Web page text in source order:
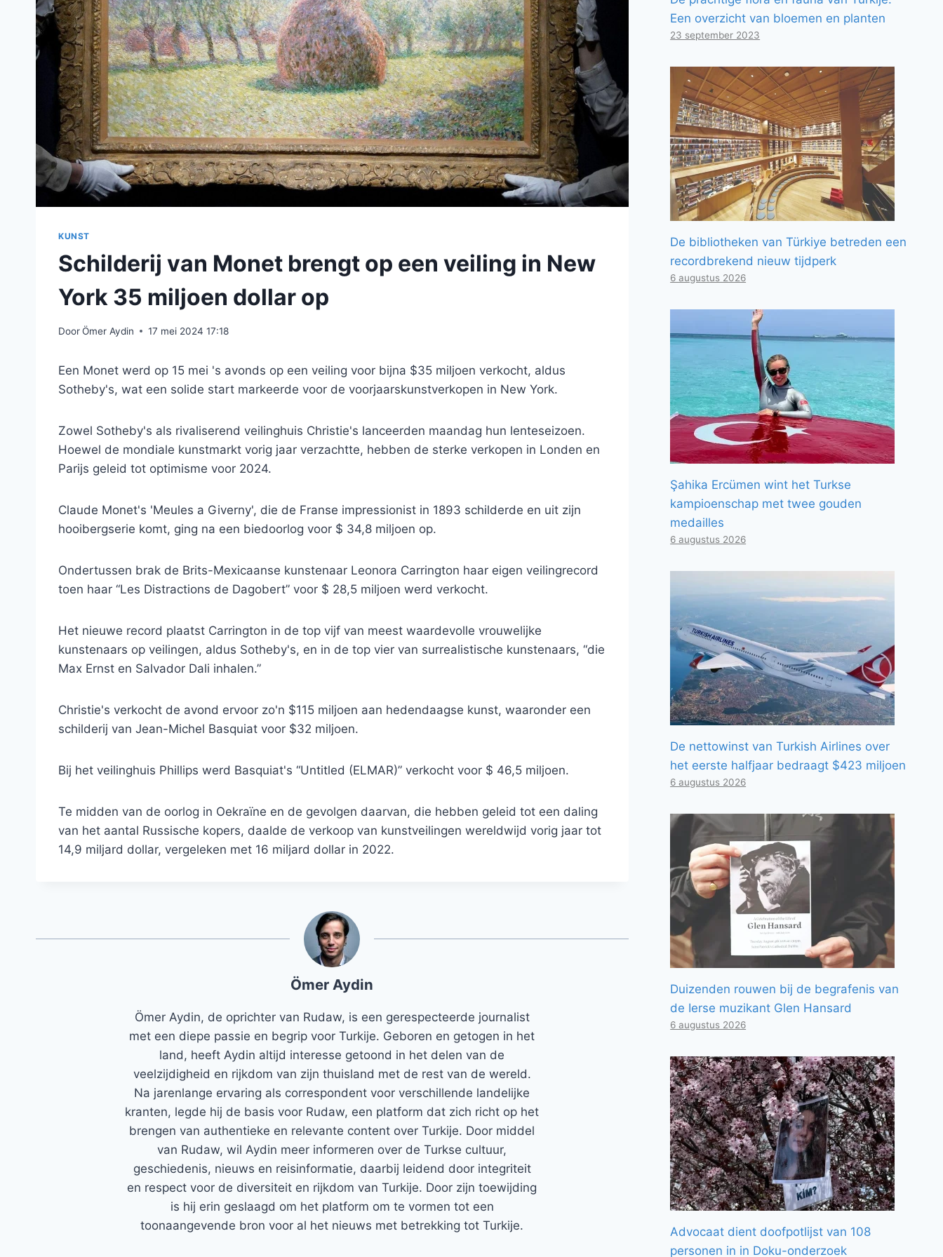
KUNST
Schilderij van Monet brengt op een veiling in New
York 35 miljoen dollar op
DoorÖmer Aydin 17 mei 2024 17:18
Een Monet werd op 15 mei 's avonds op een veiling voor bijna $35 miljoen verkocht, aldus
Sotheby's, wat een solide start markeerde voor de voorjaarskunstverkopen in New York.
Zowel Sotheby's als rivaliserend veilinghuis Christie's lanceerden maandag hun lenteseizoen.
Hoewel de mondiale kunstmarkt vorig jaar verzachtte, hebben de sterke verkopen in Londen en
Parijs geleid tot optimisme voor 2024.
Claude Monet's 'Meules a Giverny', die de Franse impressionist in 1893 schilderde en uit zijn
hooibergserie komt, ging na een biedoorlog voor $ 34,8 miljoen op.
Ondertussen brak de Brits-Mexicaanse kunstenaar Leonora Carrington haar eigen veilingrecord
toen haar “Les Distractions de Dagobert” voor $ 28,5 miljoen werd verkocht.
Het nieuwe record plaatst Carrington in de top vijf van meest waardevolle vrouwelijke
kunstenaars op veilingen, aldus Sotheby's, en in de top vier van surrealistische kunstenaars, “die
Max Ernst en Salvador Dali inhalen.”
Christie's verkocht de avond ervoor zo'n $115 miljoen aan hedendaagse kunst, waaronder een
schilderij van Jean-Michel Basquiat voor $32 miljoen.
Bij het veilinghuis Phillips werd Basquiat's “Untitled (ELMAR)” verkocht voor $ 46,5 miljoen.
Te midden van de oorlog in Oekraïne en de gevolgen daarvan, die hebben geleid tot een daling
van het aantal Russische kopers, daalde de verkoop van kunstveilingen wereldwijd vorig jaar tot
14,9 miljard dollar, vergeleken met 16 miljard dollar in 2022.
Ömer Aydin
Ömer Aydin, de oprichter van Rudaw, is een gerespecteerde journalist
met een diepe passie en begrip voor Turkije. Geboren en getogen in het
land, heeft Aydin altijd interesse getoond in het delen van de
veelzijdigheid en rijkdom van zijn thuisland met de rest van de wereld.
Na jarenlange ervaring als correspondent voor verschillende landelijke
kranten, legde hij de basis voor Rudaw, een platform dat zich richt op het
brengen van authentieke en relevante content over Turkije. Door middel
van Rudaw, wil Aydin meer informeren over de Turkse cultuur,
geschiedenis, nieuws en reisinformatie, daarbij leidend door integriteit
en respect voor de diversiteit en rijkdom van Turkije. Door zijn toewijding
is hij erin geslaagd om het platform om te vormen tot een
toonaangevende bron voor al het nieuws met betrekking tot Turkije.
Een overzicht van bloemen en planten
23 september 2023
De bibliotheken van Türkiye betreden een
recordbrekend nieuw tijdperk
6 augustus 2026
Şahika Ercümen wint het Turkse
kampioenschap met twee gouden
medailles
6 augustus 2026
De nettowinst van Turkish Airlines over
het eerste halfjaar bedraagt ​​$423 miljoen
6 augustus 2026
Duizenden rouwen bij de begrafenis van
de Ierse muzikant Glen Hansard
6 augustus 2026
Advocaat dient doofpotlijst van 108
personen in in Doku-onderzoek